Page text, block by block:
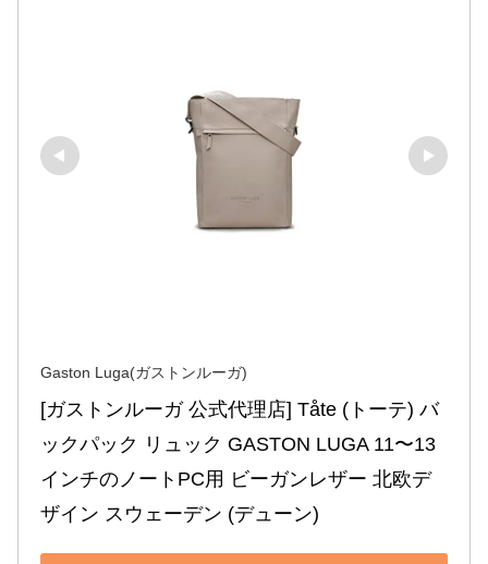
Gaston Luga(ガストンルーガ)
[ガストンルーガ 公式代理店] Tåte (トーテ) バ
ックパック リュック GASTON LUGA 11〜13
インチのノートPC用 ビーガンレザー 北欧デ
ザイン スウェーデン (デューン)